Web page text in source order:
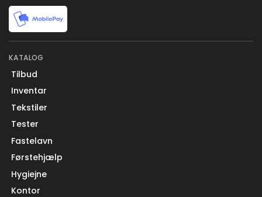
KATALOG
Tilbud
Inventar
Tekstiler
Tester
Fastelavn
Førstehjælp
Hygiejne
Kontor